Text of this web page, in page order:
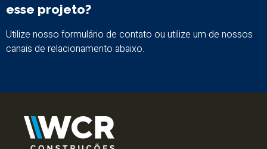
esse projeto?
Utilize nosso formulário de contato ou utilize um de nossos
canais de relacionamento abaixo.